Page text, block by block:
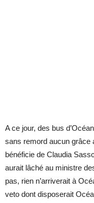
A ce jour, des bus
sans remord aucun grâce
bénéficie de Claudia
aurait lâché au ministre
pas, rien n’arriverait à
veto dont disposerait